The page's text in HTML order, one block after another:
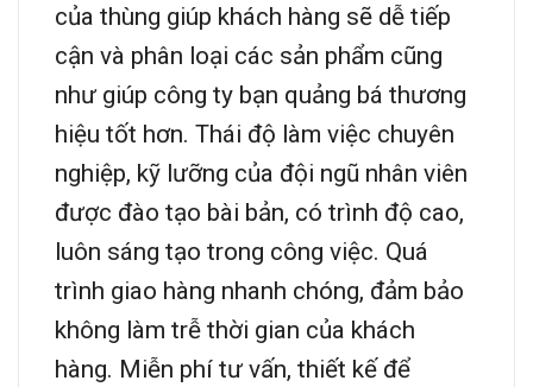
của thùng giúp khách hàng sẽ dễ tiếp
cận và phân loại các sản phẩm cũng
như giúp công ty bạn quảng bá thương
hiệu tốt hơn. Thái độ làm việc chuyên
nghiệp, kỹ lưỡng của đội ngũ nhân viên
được đào tạo bài bản, có trình độ cao,
luôn sáng tạo trong công việc. Quá
trình giao hàng nhanh chóng, đảm bảo
không làm trễ thời gian của khách
hàng. Miễn phí tư vấn, thiết kế để